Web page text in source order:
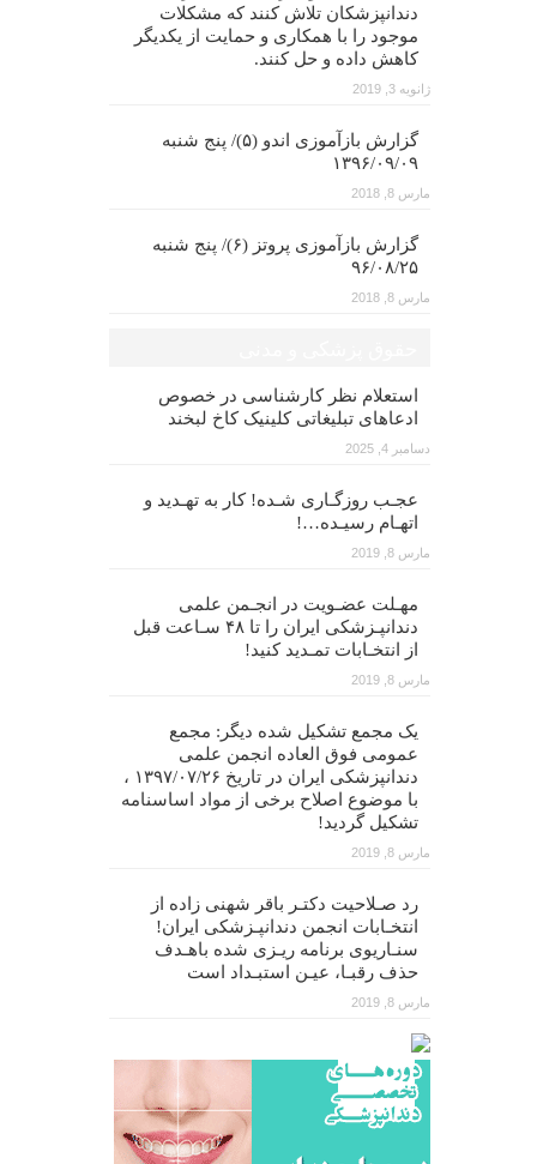
دندانپزشکان تلاش کنند که مشکلات
موجود را با همکاری و حمایت از یکدیگر
کاهش داده و حل کنند.
ژانویه 3, 2019
گزارش بازآموزی اندو (۵)/ پنج شنبه
۱۳۹۶/۰۹/۰۹
مارس 8, 2018
گزارش بازآموزی پروتز (۶)/ پنج شنبه
۹۶/۰۸/۲۵
مارس 8, 2018
استعلام نظر کارشناسی در خصوص
ادعاهای تبلیغاتی کلینیک کاخ لبخند
دسامبر 4, 2025
عجـب روزگـاری شـده! کار به تهـدید و
اتهـام رسیـده…!
مارس 8, 2019
مهـلت عضـویت در انجـمن علمی
دندانپـزشکی ایران را تا ۴۸ سـاعت قبل
از انتخـابات تمـدید کنید!
مارس 8, 2019
یک مجمع تشکیل شده دیگر: مجمع
عمومی فوق العاده انجمن علمی
دندانپزشکی ایران در تاریخ ۱۳۹۷/۰۷/۲۶ ،
با موضوع اصلاح برخی از مواد اساسنامه
تشکیل گردید!
مارس 8, 2019
رد صـلاحیت دکتـر باقر شهنی زاده از
انتخـابات انجمن دندانپـزشکی ایران!
سنـاریوی برنامه ریـزی شده باهـدف
حذف رقبـا، عیـن استبـداد است
مارس 8, 2019